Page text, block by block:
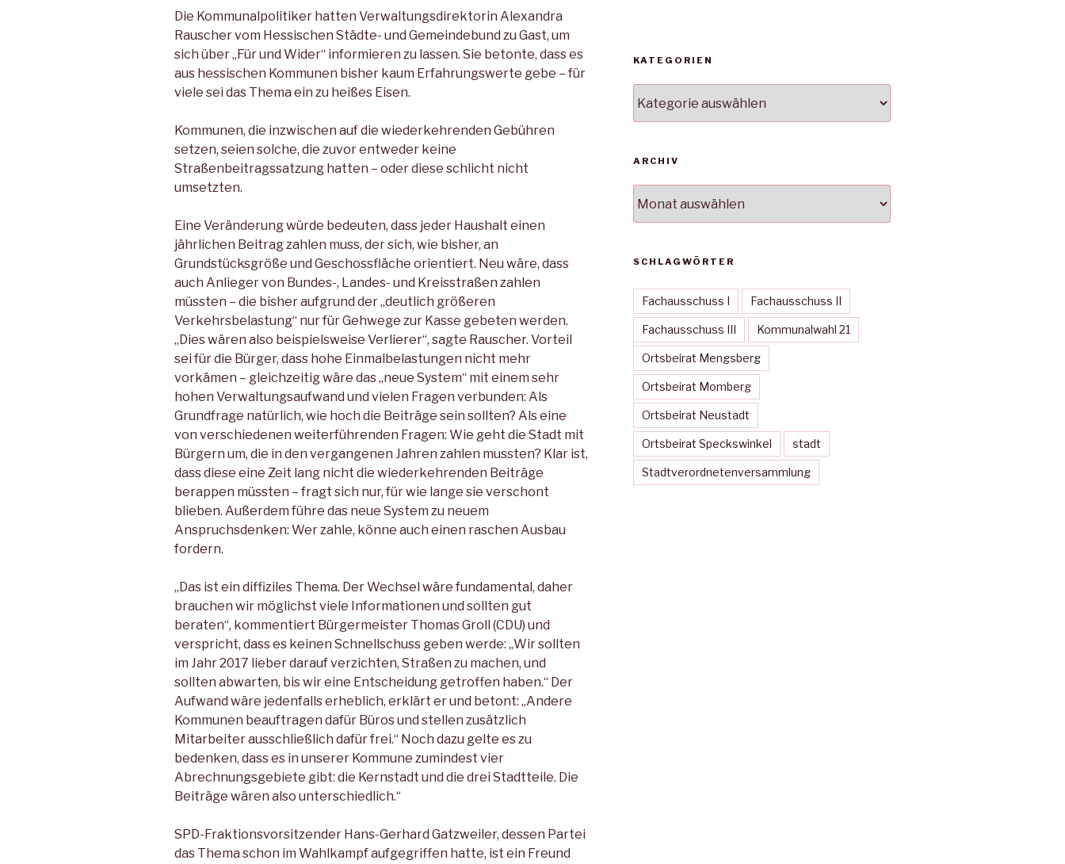
Die Kommunalpolitiker hatten Verwaltungsdirektorin Alexandra
Rauscher vom Hessischen Städte- und Gemeindebund zu Gast, um
sich über „Für und Wider“ informieren zu lassen. Sie betonte, dass es
aus hessischen Kommunen bisher kaum Erfahrungswerte gebe – für
viele sei das Thema ein zu heißes Eisen.
Kommunen, die inzwischen auf die wiederkehrenden Gebühren
setzen, seien solche, die zuvor entweder keine
Straßenbeitragssatzung hatten – oder diese schlicht nicht
umsetzten.
Eine Veränderung würde bedeuten, dass jeder Haushalt einen
jährlichen Beitrag zahlen muss, der sich, wie bisher, an
Grundstücksgröße und Geschossfläche orientiert. Neu wäre, dass
auch Anlieger von Bundes-, Landes- und Kreisstraßen zahlen
müssten – die bisher aufgrund der „deutlich größeren
Verkehrsbelastung“ nur für Gehwege zur Kasse gebeten werden.
„Dies wären also beispielsweise Verlierer“, sagte Rauscher. Vorteil
sei für die Bürger, dass hohe Einmalbelastungen nicht mehr
vorkämen – gleichzeitig wäre das „neue System“ mit einem sehr
hohen Verwaltungsaufwand und vielen Fragen verbunden: Als
Grundfrage natürlich, wie hoch die Beiträge sein sollten? Als eine
von verschiedenen weiterführenden Fragen: Wie geht die Stadt mit
Bürgern um, die in den vergangenen Jahren zahlen mussten? Klar ist,
dass diese eine Zeit lang nicht die wiederkehrenden Beiträge
berappen müssten – fragt sich nur, für wie lange sie verschont
blieben. Außerdem führe das neue System zu neuem
Anspruchsdenken: Wer zahle, könne auch einen raschen Ausbau
fordern.
„Das ist ein diffiziles Thema. Der Wechsel wäre fundamental, daher
brauchen wir möglichst viele Informationen und sollten gut
beraten“, kommentiert Bürgermeister Thomas Groll (CDU) und
verspricht, dass es keinen Schnellschuss geben werde: „Wir sollten
im Jahr 2017 lieber darauf verzichten, Straßen zu machen, und
sollten abwarten, bis wir eine Entscheidung getroffen haben.“ Der
Aufwand wäre jedenfalls erheblich, erklärt er und betont: „Andere
Kommunen beauftragen dafür Büros und stellen zusätzlich
Mitarbeiter ausschließlich dafür frei.“ Noch dazu gelte es zu
bedenken, dass es in unserer Kommune zumindest vier
Abrechnungsgebiete gibt: die Kernstadt und die drei Stadtteile. Die
Beiträge wären also unterschiedlich.“
SPD-Fraktionsvorsitzender Hans-Gerhard Gatzweiler, dessen Partei
das Thema schon im Wahlkampf aufgegriffen hatte, ist ein Freund
KATEGORIEN
ARCHIV
SCHLAGWÖRTER
Fachausschuss I Fachausschuss II
Fachausschuss III Kommunalwahl 21
Ortsbeirat Mengsberg
Ortsbeirat Momberg
Ortsbeirat Neustadt
Ortsbeirat Speckswinkel stadt
Stadtverordnetenversammlung